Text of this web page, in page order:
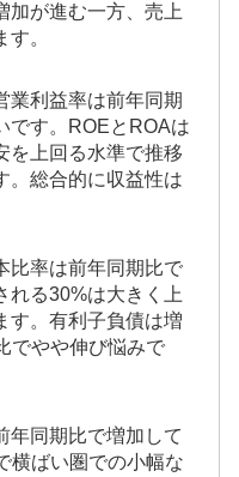
加が進む一方、売上
。
業利益率は前年同期
です。ROEとROAは
を上回る水準で推移
。総合的に収益性は
比率は前年同期比で
れる30%は大きく上
す。有利子負債は増
でやや伸び悩みで
年同期比で増加して
横ばい圏での小幅な